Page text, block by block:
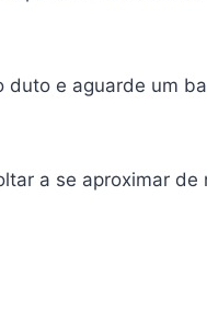
duto e aguarde um
a se aproximar de